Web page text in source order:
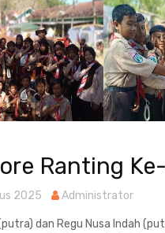
Ranting
2025 Administrator
dan Regu Nusa Indah